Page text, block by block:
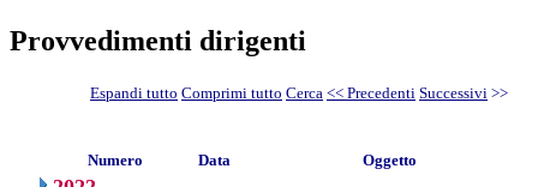
Provvedimenti dirigenti
Espandi tutto Comprimi tutto Cerca << Precedenti Successivi >>
Numero Data Oggetto